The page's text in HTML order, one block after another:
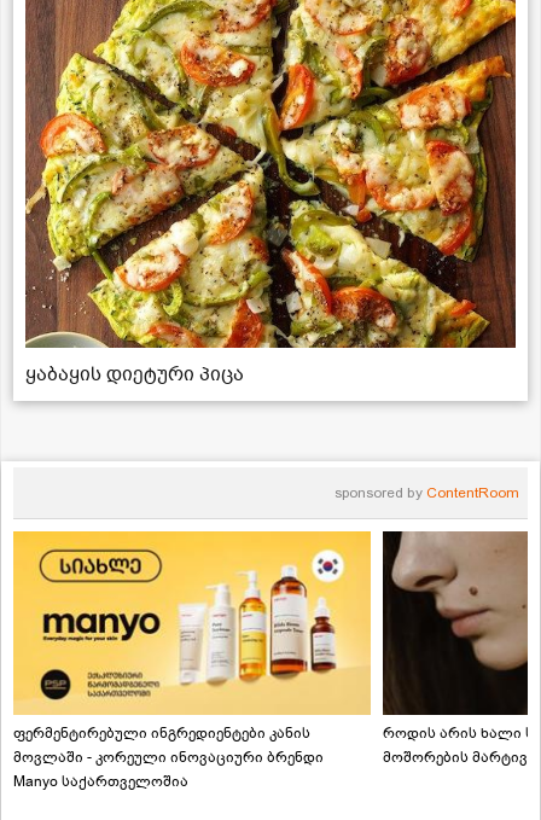
ყაბაყის დიეტური პიცა
sponsored by ContentRoom
ფერმენტირებული ინგრედიენტები კანის
მოვლაში - კორეული ინოვაციური ბრენდი
Manyo საქართველოშია
როდის არის ხალი
მოშორების